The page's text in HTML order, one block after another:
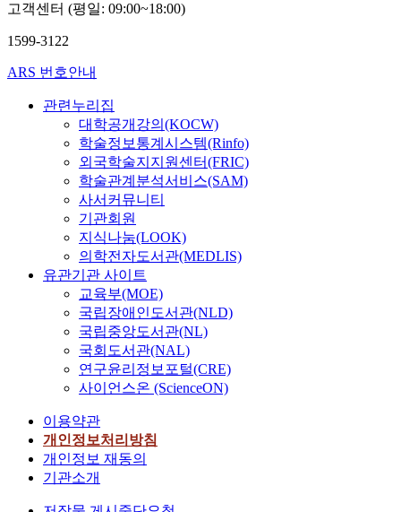
고객센터 (평일: 09:00~18:00)
1599-3122
ARS 번호안내
관련누리집
대학공개강의(KOCW)
학술정보통계시스템(Rinfo)
외국학술지지원센터(FRIC)
학술관계분석서비스(SAM)
사서커뮤니티
기관회원
지식나눔(LOOK)
의학전자도서관(MEDLIS)
유관기관 사이트
교육부(MOE)
국립장애인도서관(NLD)
국립중앙도서관(NL)
국회도서관(NAL)
연구윤리정보포털(CRE)
사이언스온 (ScienceON)
이용약관
개인정보처리방침
개인정보 재동의
기관소개